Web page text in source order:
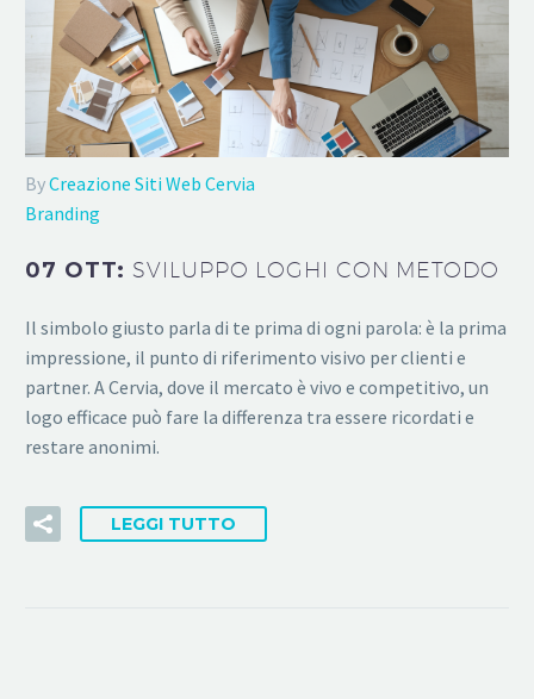
ByCreazione Siti Web Cervia
Branding
07 OTT: SVILUPPO LOGHI CON METODO
Il simbolo giusto parla di te prima di ogni parola: è la prima
impressione, il punto di riferimento visivo per clienti e
partner. A Cervia, dove il mercato è vivo e competitivo, un
logo efficace può fare la differenza tra essere ricordati e
restare anonimi.
LEGGI TUTTO